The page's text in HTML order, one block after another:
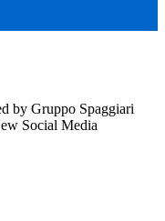
by Gruppo Spaggiari
Social Media